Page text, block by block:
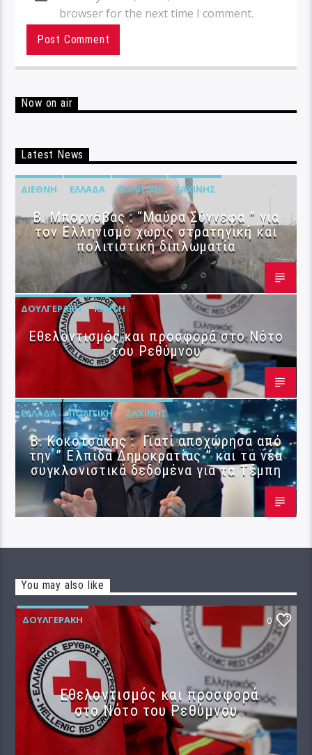
browser for the next time I comment.
Now on air
Latest News
ΔΙΕΘΝΉ ΕΛΛΆΔΑ ΠΟΛΙΤΙΚΉ ΣΑΧΊΝΗΣ
B. Μπορνόβας : “Μαύρα Σύννεφα ” για
τον Ελληνισμό χωρίς στρατηγική και
πολιτιστική διπλωματία
ΔΟΥΛΓΕΡΆΚΗ ΚΡΉΤΗ
Εθελοντισμός και προσφορά στο Νότο
του Ρεθύμνου
ΕΛΛΆΔΑ ΠΟΛΙΤΙΚΉ ΣΑΧΊΝΗΣ
Β. Κοκοτσάκης : Γιατί αποχώρησα από
την ” Ελπίδα Δημοκρατίας ” και τα νέα
συγκλονιστικά δεδομένα για τα Τέμπη
You may also like
ΔΟΥΛΓΕΡΆΚΗ 0
Εθελοντισμός και προσφορά
στο Νότο του Ρεθύμνου